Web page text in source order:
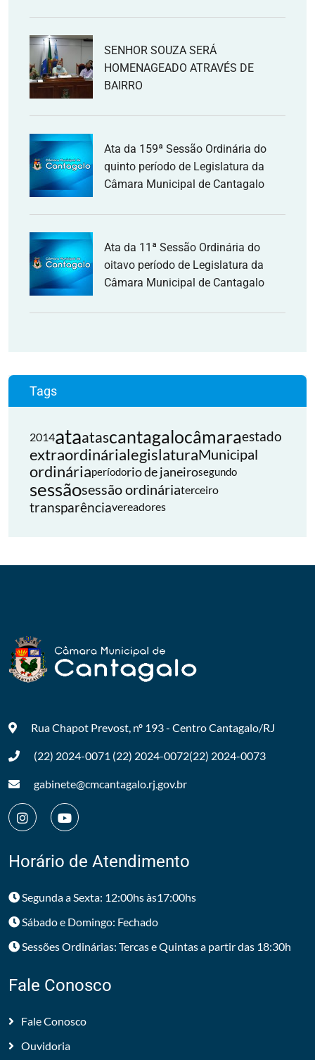
SENHOR SOUZA SERÁ
HOMENAGEADO ATRAVÉS DE
BAIRRO
Ata da 159ª Sessão Ordinária do
quinto período de Legislatura da
Câmara Municipal de Cantagalo
Ata da 11ª Sessão Ordinária do
oitavo período de Legislatura da
Câmara Municipal de Cantagalo
Tags
2014ataatascantagalocâmaraestado
extraordinárialegislaturaMunicipal
ordináriaperíodorio de janeirosegundo
sessãosessão ordináriaterceiro
transparênciavereadores
Rua Chapot Prevost, nº 193 - CentroCantagalo/RJ
(22) 2024-0071 (22) 2024-0072(22) 2024-0073
gabinete@cmcantagalo.rj.gov.br
Horário de Atendimento
Segunda a Sexta: 12:00hs às17:00hs
Sábado e Domingo: Fechado
Sessões Ordinárias: Tercas e Quintas a partir das 18:30h
Fale Conosco
Fale Conosco
Ouvidoria